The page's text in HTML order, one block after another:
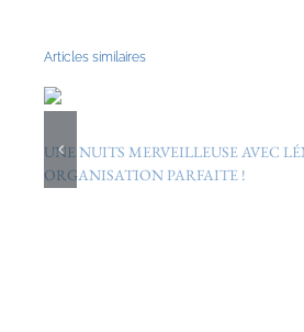
Articles similaires
UNE NUITS MERVEILLEUSE AVEC
ORGANISATION PARFAITE !